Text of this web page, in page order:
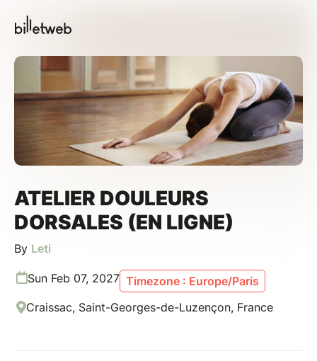
ATELIER DOULEURS
DORSALES (EN LIGNE)
By Leti
Sun Feb 07, 2027 Timezone : Europe/Paris
Craissac, Saint-Georges-de-Luzençon, France